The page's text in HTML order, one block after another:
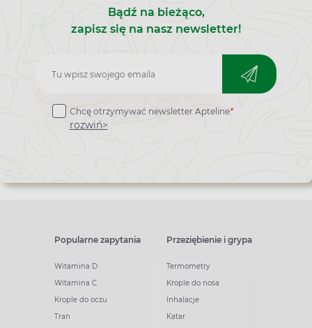
Bądź na bieżąco,
zapisz się na nasz newsletter!
Zapisz
do
newslettera
Chcę otrzymywać newsletter Apteline*
rozwiń>
Popularne zapytania
Witamina D
Witamina C
Krople do oczu
Tran
Przeziębienie i grypa
Termometry
Krople do nosa
Inhalacje
Katar